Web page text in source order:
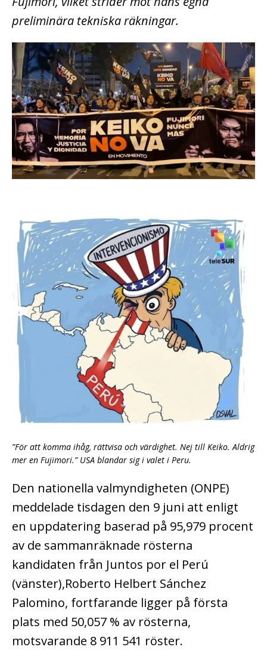
preliminära tekniska räkningar.
”För att komma ihåg, rättvisa och värdighet. Nej till Keiko. Aldrig
mer en Fujimori.” USA blandar sig i valet i Peru.
Den nationella valmyndigheten (ONPE)
meddelade tisdagen den 9 juni att enligt
en uppdatering baserad på 95,979 procent
av de sammanräknade rösterna
kandidaten från Juntos por el Perú
(vänster),Roberto Helbert Sánchez
Palomino, fortfarande ligger på första
plats med 50,057 % av rösterna,
motsvarande 8 911 541 röster.